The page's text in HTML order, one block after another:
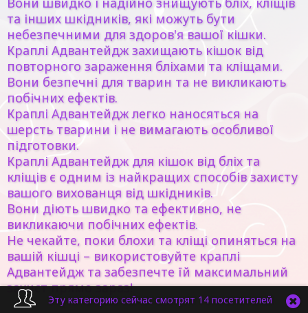
та інших шкідників, які можуть бути
небезпечними для здоров'я вашої кішки.
Краплі Адвантейдж захищають кішок від
повторного зараження бліхами та кліщами.
Вони безпечні для тварин та не викликають
побічних ефектів.
Краплі Адвантейдж легко наносяться на
шерсть тварини і не вимагають особливої ​​
підготовки.
Краплі Адвантейдж для кішок від бліх та
кліщів є одним із найкращих способів захисту
вашого вихованця від шкідників.
Вони діють швидко та ефективно, не
викликаючи побічних ефектів.
Не чекайте, поки блохи та кліщі опиняться на
вашій кішці – використовуйте краплі
Адвантейдж та забезпечте їй максимальний
захист прямо зараз!
Эту категорию сейчас смотрят 14 посетителей